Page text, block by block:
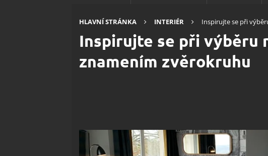
HLAVNÍ STRÁNKA INTERIÉR Inspirujte se při
Inspirujte se při výběru
znamením zvěrokruhu